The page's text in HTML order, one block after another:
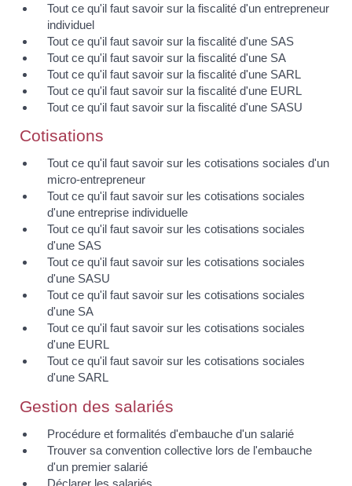
Tout ce qu'il faut savoir sur la fiscalité d'un entrepreneur
individuel
Tout ce qu'il faut savoir sur la fiscalité d'une SAS
Tout ce qu'il faut savoir sur la fiscalité d'une SA
Tout ce qu'il faut savoir sur la fiscalité d'une SARL
Tout ce qu'il faut savoir sur la fiscalité d'une EURL
Tout ce qu'il faut savoir sur la fiscalité d'une SASU
Cotisations
Tout ce qu'il faut savoir sur les cotisations sociales d'un
micro-entrepreneur
Tout ce qu'il faut savoir sur les cotisations sociales
d'une entreprise individuelle
Tout ce qu'il faut savoir sur les cotisations sociales
d'une SAS
Tout ce qu'il faut savoir sur les cotisations sociales
d'une SASU
Tout ce qu'il faut savoir sur les cotisations sociales
d'une SA
Tout ce qu'il faut savoir sur les cotisations sociales
d'une EURL
Tout ce qu'il faut savoir sur les cotisations sociales
d'une SARL
Gestion des salariés
Procédure et formalités d'embauche d'un salarié
Trouver sa convention collective lors de l'embauche
d'un premier salarié
Déclarer les salariés